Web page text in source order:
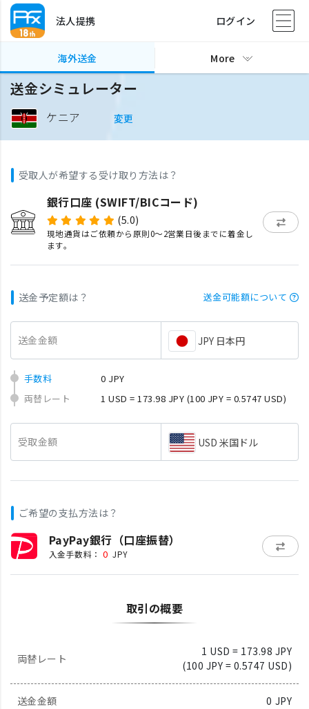
法人提携 ログイン
海外送金 More
送金シミュレーター
ケニア 変更
受取人が希望する受け取り方法は？
銀行口座 (SWIFT/BICコード)
(5.0)
現地通貨はご依頼から原則0〜2営業日後までに着金し
ます。
送金予定額は？ 送金可能額について
送金金額 JPY 日本円
手数料
0 JPY
両替レート
1 USD = 173.98 JPY (100 JPY = 0.5747 USD)
受取金額 USD 米国ドル
ご希望の支払方法は？
PayPay銀行（口座振替）
入金手数料： 0 JPY
取引の概要
両替レート
1 USD = 173.98 JPY
(100 JPY = 0.5747 USD)
送金金額 0 JPY